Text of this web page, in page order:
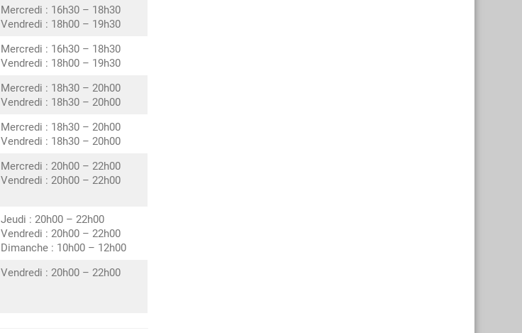
Mercredi : 16h30 – 18h30
Vendredi : 18h00 – 19h30
Mercredi : 16h30 – 18h30
Vendredi : 18h00 – 19h30
Mercredi : 18h30 – 20h00
Vendredi : 18h30 – 20h00
Mercredi : 18h30 – 20h00
Vendredi : 18h30 – 20h00
Mercredi : 20h00 – 22h00
Vendredi : 20h00 – 22h00
Jeudi : 20h00 – 22h00
Vendredi : 20h00 – 22h00
Dimanche : 10h00 – 12h00
Vendredi : 20h00 – 22h00